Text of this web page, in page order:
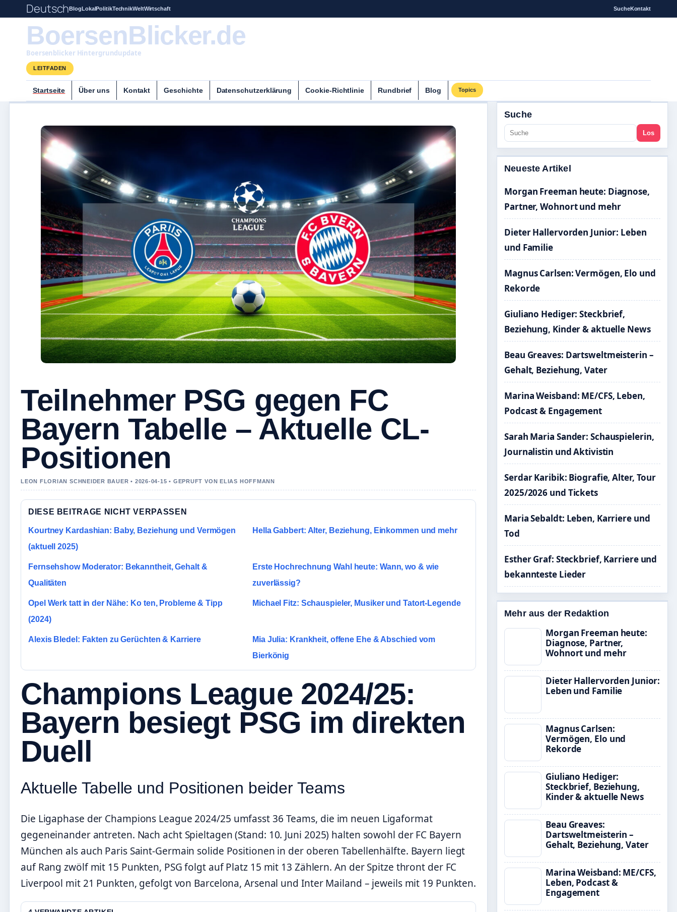
DeutschBlogLokalPolitikTechnikWeltWirtschaft SucheKontakt
BoersenBlicker.de
Boersenblicker Hintergrundupdate
LEITFADEN
Startseite Über uns Kontakt Geschichte Datenschutzerklärung Cookie-Richtlinie Rundbrief Blog Topics
Teilnehmer PSG gegen FC
Bayern Tabelle – Aktuelle CL-
Positionen
LEON FLORIAN SCHNEIDER BAUER • 2026-04-15 • GEPRUFT VON ELIAS HOFFMANN
DIESE BEITRAGE NICHT VERPASSEN
Kourtney Kardashian: Baby, Beziehung und Vermögen
(aktuell 2025)
Hella Gabbert: Alter, Beziehung, Einkommen und mehr
Fernsehshow Moderator: Bekanntheit, Gehalt &
Qualitäten
Erste Hochrechnung Wahl heute: Wann, wo & wie
zuverlässig?
Opel Werk tatt in der Nähe: Ko ten, Probleme & Tipp
(2024)
Michael Fitz: Schauspieler, Musiker und Tatort-Legende
Alexis Bledel: Fakten zu Gerüchten & Karriere
Mia Julia: Krankheit, offene Ehe & Abschied vom
Bierkönig
Champions League 2024/25:
Bayern besiegt PSG im direkten
Duell
Aktuelle Tabelle und Positionen beider Teams
Die Ligaphase der Champions League 2024/25 umfasst 36 Teams, die im neuen Ligaformat
gegeneinander antreten. Nach acht Spieltagen (Stand: 10. Juni 2025) halten sowohl der FC Bayern
München als auch Paris Saint-Germain solide Positionen in der oberen Tabellenhälfte. Bayern liegt
auf Rang zwölf mit 15 Punkten, PSG folgt auf Platz 15 mit 13 Zählern. An der Spitze thront der FC
Liverpool mit 21 Punkten, gefolgt von Barcelona, Arsenal und Inter Mailand – jeweils mit 19 Punkten.
Suche
Los
Neueste Artikel
Morgan Freeman heute: Diagnose,
Partner, Wohnort und mehr
Dieter Hallervorden Junior: Leben
und Familie
Magnus Carlsen: Vermögen, Elo und
Rekorde
Giuliano Hediger: Steckbrief,
Beziehung, Kinder & aktuelle News
Beau Greaves: Dartsweltmeisterin –
Gehalt, Beziehung, Vater
Marina Weisband: ME/CFS, Leben,
Podcast & Engagement
Sarah Maria Sander: Schauspielerin,
Journalistin und Aktivistin
Serdar Karibik: Biografie, Alter, Tour
2025/2026 und Tickets
Maria Sebaldt: Leben, Karriere und
Tod
Esther Graf: Steckbrief, Karriere und
bekannteste Lieder
Mehr aus der Redaktion
Morgan Freeman heute:
Diagnose, Partner,
Wohnort und mehr
Dieter Hallervorden Junior:
Leben und Familie
Magnus Carlsen:
Vermögen, Elo und
Rekorde
Giuliano Hediger:
Steckbrief, Beziehung,
Kinder & aktuelle News
Beau Greaves:
Dartsweltmeisterin –
Gehalt, Beziehung, Vater
Marina Weisband: ME/CFS,
Leben, Podcast &
Engagement